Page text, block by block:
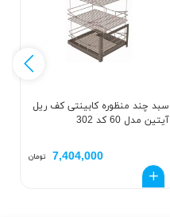
سبد چند منظوره کابینتی کف ریل
آیتین مدل 60 کد 302
7,404,000 تومان